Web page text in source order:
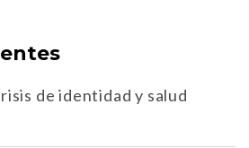
de identidad y salud